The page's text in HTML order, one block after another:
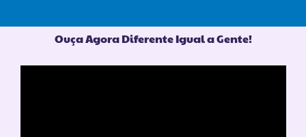
Ouça Agora Diferente Igual a Gente!